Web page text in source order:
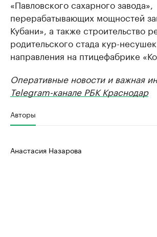
«Павловского сахарного завода»,
перерабатывающих мощностей
Кубани», а также строительство
родительского стада кур-
направления на птицефабрике
Оперативные новости и важная
Telegram-канале РБК Краснодар
Авторы
Анастасия Назарова